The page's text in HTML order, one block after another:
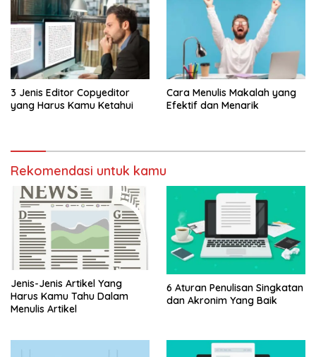
3 Jenis Editor Copyeditor
yang Harus Kamu Ketahui
Cara Menulis Makalah yang
Efektif dan Menarik
Rekomendasi untuk kamu
Jenis-Jenis Artikel Yang
Harus Kamu Tahu Dalam
Menulis Artikel
6 Aturan Penulisan Singkatan
dan Akronim Yang Baik